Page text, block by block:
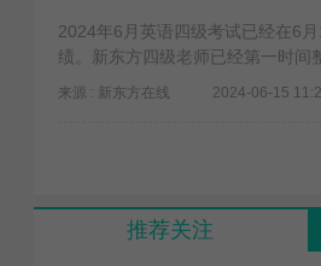
2024年6月英语四级考试已经在6
绩。新东方四级老师已经第一时间
来源 : 新东方在线 2024-06-15
推荐关注